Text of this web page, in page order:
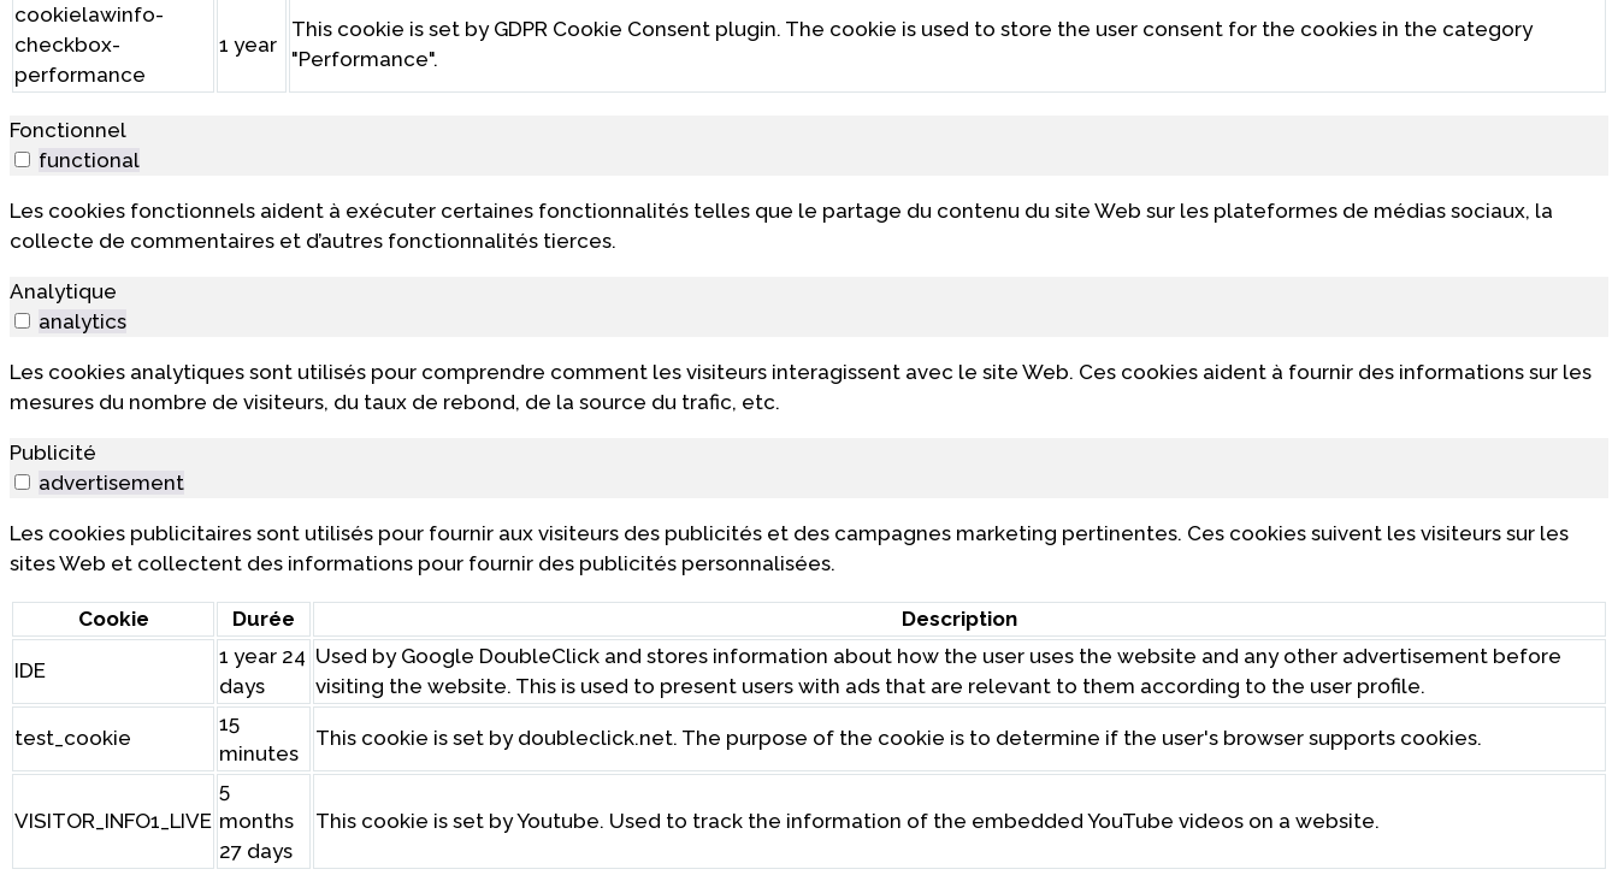
cookielawinfo-
checkbox-
performance
1 year
This cookie is set by GDPR Cookie Consent plugin. The cookie is used to store the user consent for the cookies in the category
"Performance".
Fonctionnel
functional
Les cookies fonctionnels aident à exécuter certaines fonctionnalités telles que le partage du contenu du site Web sur les plateformes de médias sociaux, la
collecte de commentaires et d’autres fonctionnalités tierces.
Analytique
analytics
Les cookies analytiques sont utilisés pour comprendre comment les visiteurs interagissent avec le site Web. Ces cookies aident à fournir des informations sur les
mesures du nombre de visiteurs, du taux de rebond, de la source du trafic, etc.
Publicité
advertisement
Les cookies publicitaires sont utilisés pour fournir aux visiteurs des publicités et des campagnes marketing pertinentes. Ces cookies suivent les visiteurs sur les
sites Web et collectent des informations pour fournir des publicités personnalisées.
Cookie Durée Description
IDE
1 year 24
days
Used by Google DoubleClick and stores information about how the user uses the website and any other advertisement before
visiting the website. This is used to present users with ads that are relevant to them according to the user profile.
test_cookie
15
minutes
This cookie is set by doubleclick.net. The purpose of the cookie is to determine if the user's browser supports cookies.
VISITOR_INFO1_LIVE
5
months
27 days
This cookie is set by Youtube. Used to track the information of the embedded YouTube videos on a website.